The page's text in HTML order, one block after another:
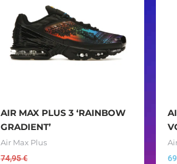
AIR MAX PLUS 3 ‘RAINBOW
GRADIENT’
Air Max Plus
74,95€